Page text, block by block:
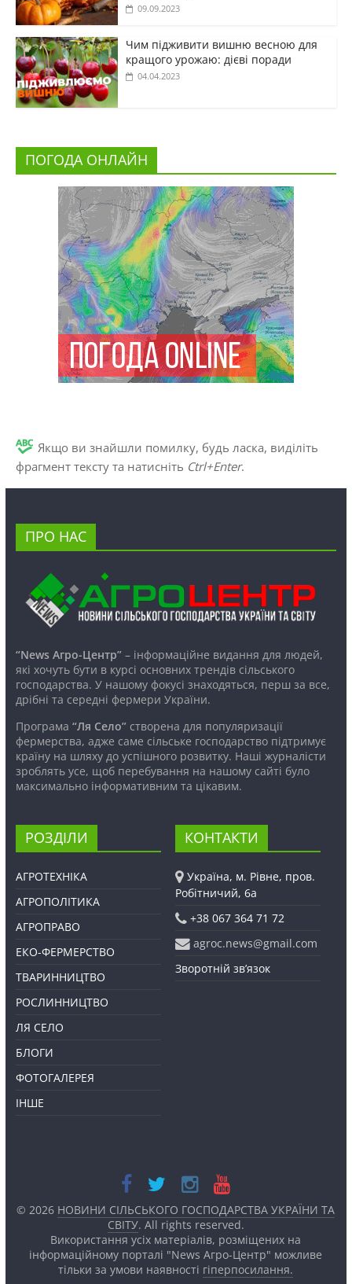
09.09.2023
Чим підживити вишню весною для
кращого урожаю: дієві поради
04.04.2023
ПОГОДА ОНЛАЙН
Якщо ви знайшли помилку, будь ласка, виділіть
фрагмент тексту та натисніть Ctrl+Enter.
ПРО НАС
“News Агро-Центр”– інформаційне видання для людей,
які хочуть бути в курсі основних трендів сільського
господарства. У нашому фокусі знаходяться, перш за все,
дрібні та середні фермери України.
Програма “Ля Село”створена для популяризації
фермерства, адже саме сільське господарство підтримує
країну на шляху до успішного розвитку. Наші журналісти
зроблять усе, щоб перебування на нашому сайті було
максимально інформативним та цікавим.
РОЗДІЛИ
АГРОТЕХНІКА
АГРОПОЛІТИКА
АГРОПРАВО
ЕКО-ФЕРМЕРСТВО
ТВАРИННИЦТВО
РОСЛИННИЦТВО
ЛЯ СЕЛО
БЛОГИ
ФОТОГАЛЕРЕЯ
ІНШЕ
КОНТАКТИ
Україна, м. Рівне, пров.
Робітничий, 6а
+38 067 364 71 72
agroc.news@gmail.com
Зворотній зв’язок
© 2026 НОВИНИ СІЛЬСЬКОГО ГОСПОДАРСТВА УКРАЇНИ ТА
СВІТУ. All rights reserved.
Використання усіх матеріалів, розміщених на
інформаційному порталі "News Агро-Центр" можливе
тільки за умови наявності гіперпосилання.